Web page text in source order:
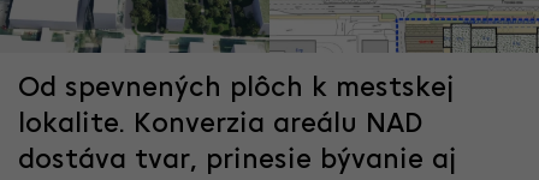
Od spevnených plôch k mestskej
lokalite. Konverzia areálu NAD
dostáva tvar, prinesie bývanie aj